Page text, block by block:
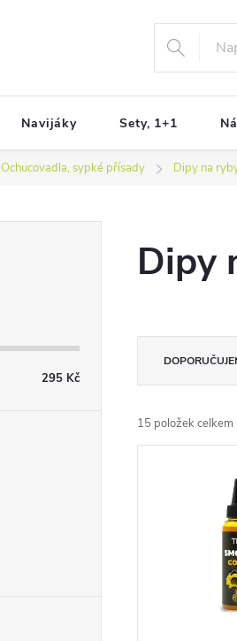
Navijáky Sety, 1+1
Ochucovadla, sypké přísady Dipy na
295 Kč
Dipy
a
z
e
15 položek celkem